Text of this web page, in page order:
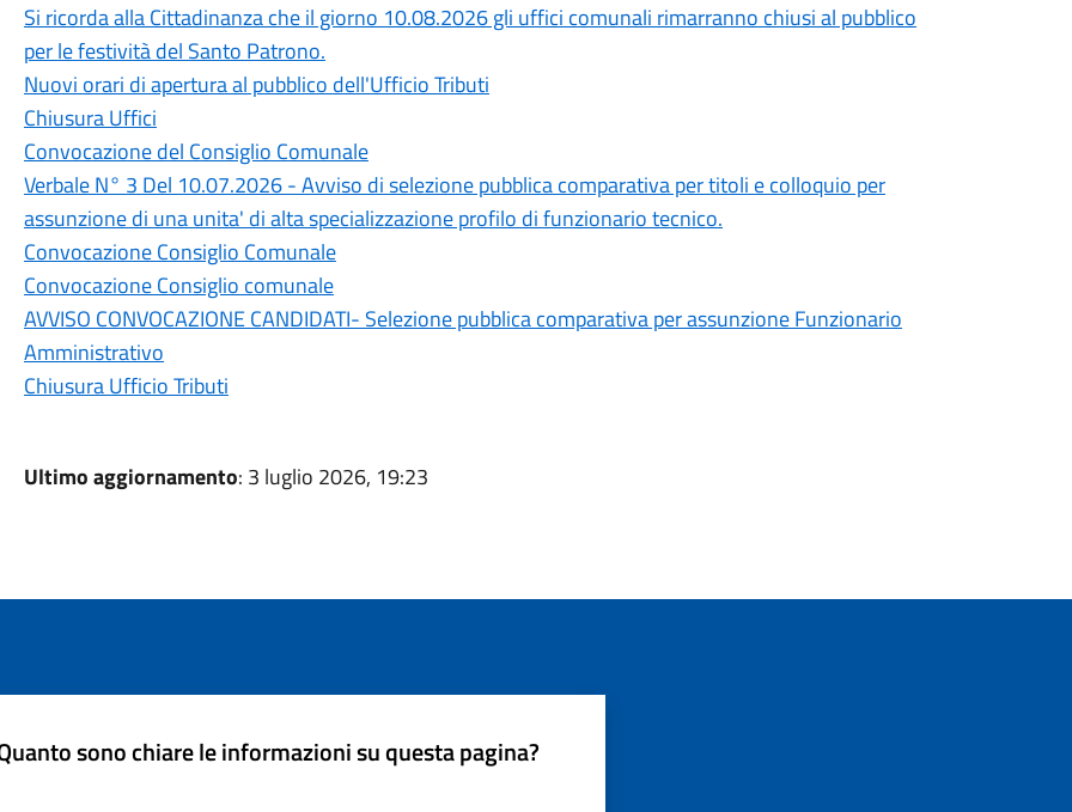
Si ricorda alla Cittadinanza che il giorno 10.08.2026 gli uffici comunali rimarranno chiusi al pubblico
per le festività del Santo Patrono.
Nuovi orari di apertura al pubblico dell'Ufficio Tributi
Chiusura Uffici
Convocazione del Consiglio Comunale
Verbale N° 3 Del 10.07.2026 - Avviso di selezione pubblica comparativa per titoli e colloquio per
assunzione di una unita' di alta specializzazione profilo di funzionario tecnico.
Convocazione Consiglio Comunale
Convocazione Consiglio comunale
AVVISO CONVOCAZIONE CANDIDATI- Selezione pubblica comparativa per assunzione Funzionario
Amministrativo
Chiusura Ufficio Tributi
Ultimo aggiornamento: 3 luglio 2026, 19:23
sono chiare le informazioni su questa pagina?